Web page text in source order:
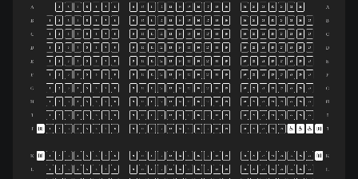
A
B
C
D
E
F
G
H
I
J
K
L
A
B
C
D
E
F
G
H
I
J
K
L
2 5 6 7 8 9 10 11 12 13 14 16 17 18 19 20 21 22 23 24 25 26
2 3 5 7 9 10 12 13 14 15 16 17 19 20 21 22 23 24 25 26 27
2 3 4 5 7 9 10 11 12 13 14 15 16 17 19 20 21 22 23 24 25 26 27
2 3 4 5 6 7 9 10 11 12 13 14 15 16 17 19 20 21 22 23 24 25 26 27
2 3 4 5 6 7 9 10 11 12 13 14 15 16 17 18 19 20 21 22 23 24 25 26
2 3 4 5 6 7 9 10 11 12 13 14 15 16 17 18 19 20 21 22 23 24 25 26 27
2 3 4 5 6 7 9 10 11 12 13 14 15 16 17 18 19 20 21 22 23 24 25 26 27
1 2 4 5 6 7 8 9 10 11 12 13 14 15 16 17 18 19 20 21 22 23 24 25 26 27
1 2 3 4 5 6 7 8 9 10 11 13 14 15 16 18 19 20 21 22 23 24 25 26 27
1 2 4 5 6 7 8 9 10 11 13 14 15 16 18 19 20 21 22 23 24
1 2 4 5 6 7 8 9 10 11 13 14 15 16 18 19 20 21 22 23 24 25 26 27
1 2 4 5 6 7 8 9 10 11 13 14 15 16 18 19 20 21 22 23 24 25 26 27